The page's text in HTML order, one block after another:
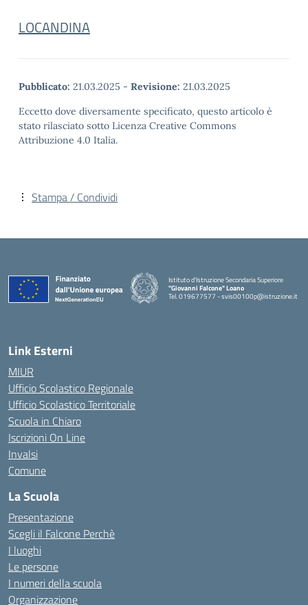
LOCANDINA
Pubblicato: 21.03.2025 - Revisione: 21.03.2025
Eccetto dove diversamente specificato, questo articolo è
stato rilasciato sotto Licenza Creative Commons
Attribuzione 4.0 Italia.
Stampa / Condividi
Istituto d'Istruzione Secondaria Superiore
"Giovanni Falcone" Loano
Tel. 019677577 - svis00100p@istruzione.it
— Visita la pagina iniziale della scuola
Link Esterni
MIUR
Ufficio Scolastico Regionale
Ufficio Scolastico Territoriale
Scuola in Chiaro
Iscrizioni On Line
Invalsi
Comune
La Scuola
Presentazione
Scegli il Falcone Perchè
I luoghi
Le persone
I numeri della scuola
Organizzazione